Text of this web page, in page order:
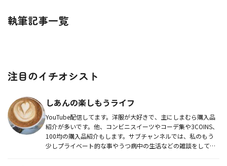
執筆記事一覧
注目のイチオシスト
しあんの楽しもうライフ
YouTube配信してます。洋服が大好きで、主にしまむら購入品
紹介が多いです。他、コンビニスイーツやコーデ集や3COINS、
100均の購入品紹介もします。サブチャンネルでは、私のもう
少しプライベート的な事やうつ病中の生活などの雑談をしてい